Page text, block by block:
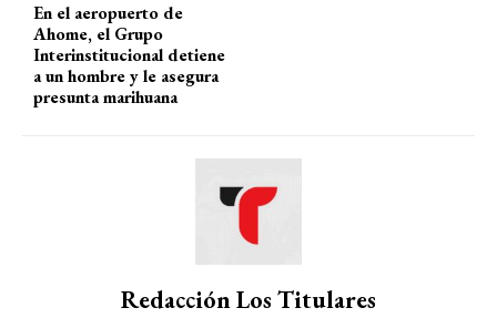
En el aeropuerto de
Ahome, el Grupo
Interinstitucional detiene
a un hombre y le asegura
presunta marihuana
Redacción Los Titulares